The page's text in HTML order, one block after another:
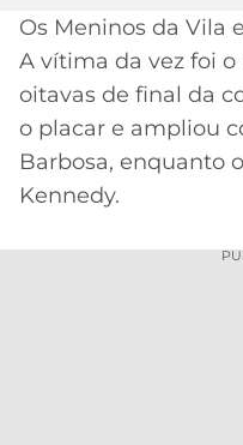
CÓDIGO
DE
INDICAÇÃO
BET365
CÓDIGO
SÃO
PAULO
A
COPA
DO
BRASIL
MERCADO
DA
PALPITES
Os Meninos da Vila
A vítima da vez foi
oitavas de final da
o placar e ampliou
Barbosa, enquanto
Kennedy.